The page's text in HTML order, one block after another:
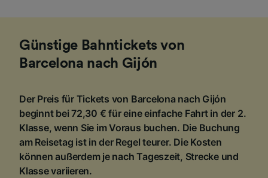
Günstige Bahntickets von
Barcelona nach Gijón
Der Preis für Tickets von Barcelona nach Gijón
beginnt bei 72,30 € für eine einfache Fahrt in der 2.
Klasse, wenn Sie im Voraus buchen. Die Buchung
am Reisetag ist in der Regel teurer. Die Kosten
können außerdem je nach Tageszeit, Strecke und
Klasse variieren.